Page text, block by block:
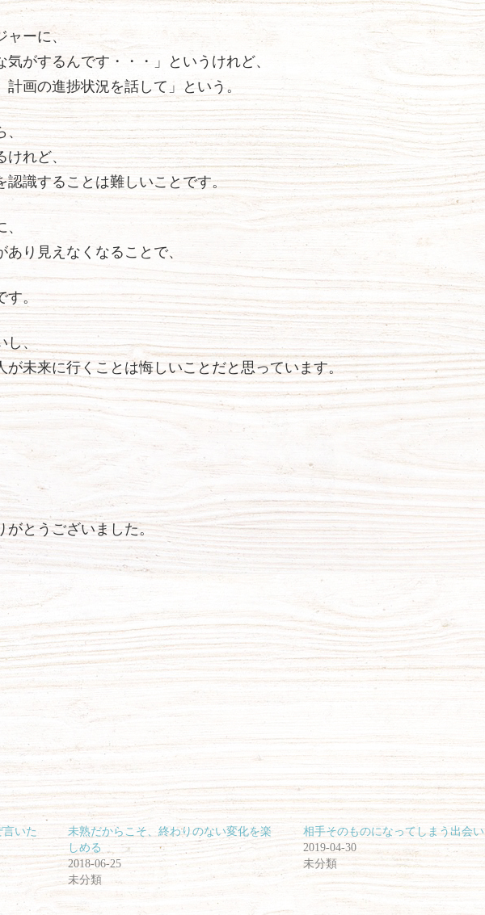
ーに、
気がするんです・・・」というけれど、
計画の進捗状況を話して」という。
、
けれど、
認識することは難しいことです。
り見えなくなることで、
。
し、
が未来に行くことは悔しいことだと思っています。
がとうございました。
いた
未熟だからこそ、終わりのない変化を楽
しめる
2018-06-25
未分類
相手そのものになってしまう出会い
2019-04-30
未分類